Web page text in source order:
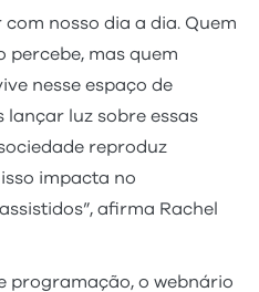
nosso dia a dia. Quem
percebe, mas quem
nesse espaço de
lançar luz sobre essas
reproduz
impacta no
afirma Rachel
programação, o webnário